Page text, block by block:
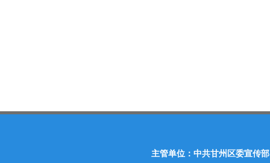
主管单位：中共甘州区委宣传